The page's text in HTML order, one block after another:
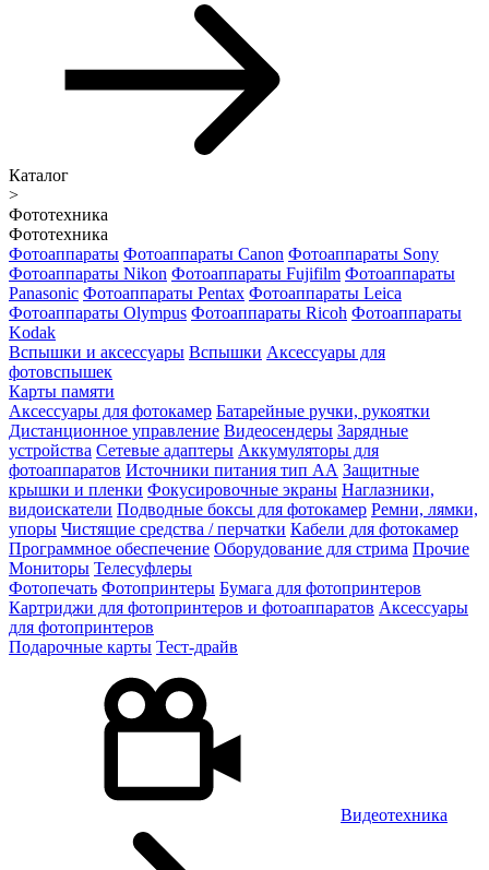
Каталог
>
Фототехника
Фототехника
Фотоаппараты Фотоаппараты Canon Фотоаппараты Sony
Фотоаппараты Nikon Фотоаппараты Fujifilm Фотоаппараты
Panasonic Фотоаппараты Pentax Фотоаппараты Leica
Фотоаппараты Olympus Фотоаппараты Ricoh Фотоаппараты
Kodak
Вспышки и аксессуары Вспышки Аксессуары для
фотовспышек
Карты памяти
Аксессуары для фотокамер Батарейные ручки, рукоятки
Дистанционное управление Видеосендеры Зарядные
устройства Сетевые адаптеры Аккумуляторы для
фотоаппаратов Источники питания тип АА Защитные
крышки и пленки Фокусировочные экраны Наглазники,
видоискатели Подводные боксы для фотокамер Ремни, лямки,
упоры Чистящие средства / перчатки Кабели для фотокамер
Программное обеспечение Оборудование для стрима Прочие
Мониторы Телесуфлеры
Фотопечать Фотопринтеры Бумага для фотопринтеров
Картриджи для фотопринтеров и фотоаппаратов Аксессуары
для фотопринтеров
Подарочные карты Тест-драйв
Видеотехника